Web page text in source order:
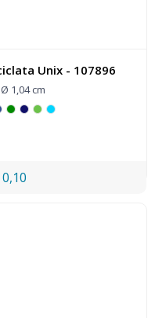
Unix - 107896
1,04 cm